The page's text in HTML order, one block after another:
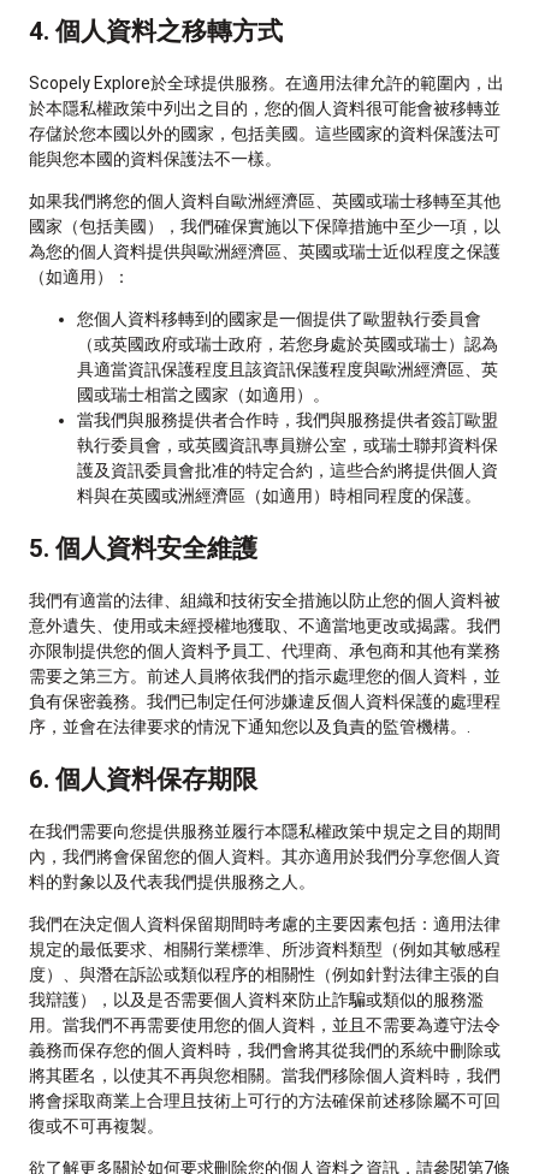
4. 個人資料之移轉方式
Scopely Explore於全球提供服務。在適用法律允許的範圍內，出
於本隱私權政策中列出之目的，您的個人資料很可能會被移轉並
存儲於您本國以外的國家，包括美國。這些國家的資料保護法可
能與您本國的資料保護法不一樣。
如果我們將您的個人資料自歐洲經濟區、英國或瑞士移轉至其他
國家（包括美國），我們確保實施以下保障措施中至少一項，以
為您的個人資料提供與歐洲經濟區、英國或瑞士近似程度之保護
（如適用）：
您個人資料移轉到的國家是一個提供了歐盟執行委員會
（或英國政府或瑞士政府，若您身處於英國或瑞士）認為
具適當資訊保護程度且該資訊保護程度與歐洲經濟區、英
國或瑞士相當之國家（如適用）。
當我們與服務提供者合作時，我們與服務提供者簽訂歐盟
執行委員會，或英國資訊專員辦公室，或瑞士聯邦資料保
護及資訊委員會批准的特定合約，這些合約將提供個人資
料與在英國或洲經濟區（如適用）時相同程度的保護。
5. 個人資料安全維護
我們有適當的法律、組織和技術安全措施以防止您的個人資料被
意外遺失、使用或未經授權地獲取、不適當地更改或揭露。我們
亦限制提供您的個人資料予員工、代理商、承包商和其他有業務
需要之第三方。前述人員將依我們的指示處理您的個人資料，並
負有保密義務。我們已制定任何涉嫌違反個人資料保護的處理程
序，並會在法律要求的情況下通知您以及負責的監管機構。.
6. 個人資料保存期限
在我們需要向您提供服務並履行本隱私權政策中規定之目的期間
內，我們將會保留您的個人資料。其亦適用於我們分享您個人資
料的對象以及代表我們提供服務之人。
我們在決定個人資料保留期間時考慮的主要因素包括：適用法律
規定的最低要求、相關行業標準、所涉資料類型（例如其敏感程
度）、與潛在訴訟或類似程序的相關性（例如針對法律主張的自
我辯護），以及是否需要個人資料來防止詐騙或類似的服務濫
用。當我們不再需要使用您的個人資料，並且不需要為遵守法令
義務而保存您的個人資料時，我們會將其從我們的系統中刪除或
將其匿名，以使其不再與您相關。當我們移除個人資料時，我們
將會採取商業上合理且技術上可行的方法確保前述移除屬不可回
復或不可再複製。
欲了解更多關於如何要求刪除您的個人資料之資訊，請參閱第7條